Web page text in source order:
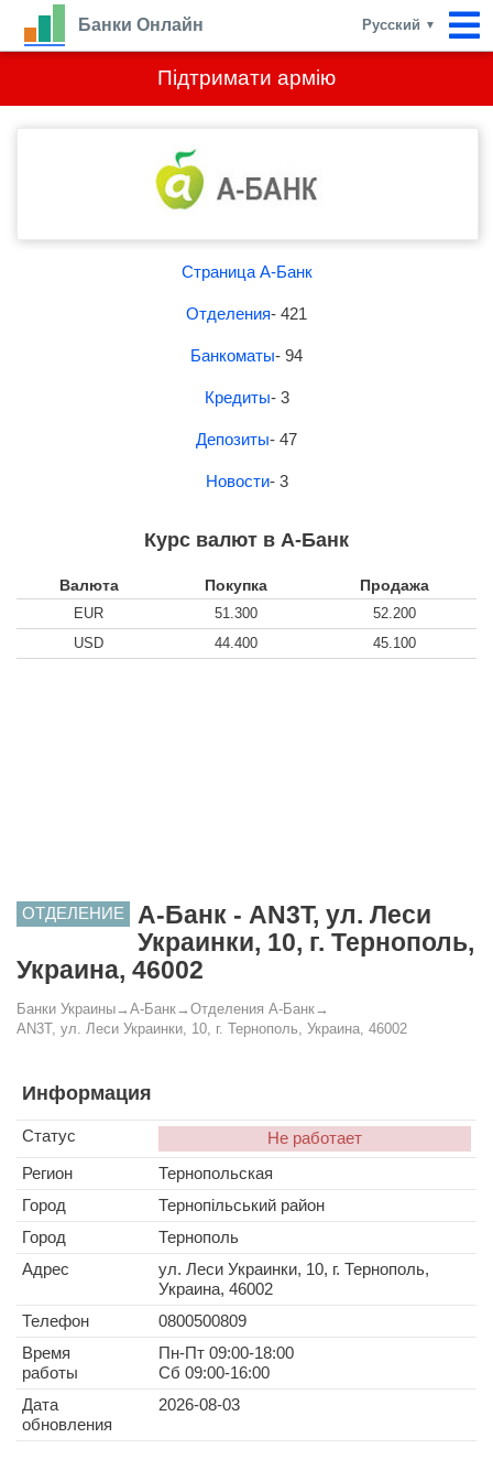
Підтримати армію
Банки Онлайн Русский ▼
Страница А-Банк
Отделения- 421
Банкоматы- 94
Кредиты- 3
Депозиты- 47
Новости- 3
Курс валют в А-Банк
Валюта Покупка Продажа
EUR 51.300
52.200
USD
44.400 45.100
ОТДЕЛЕНИЕ
А-Банк - AN3T, ул. Леси
Украинки, 10, г. Тернополь,
Украина, 46002
Банки Украины→ А-Банк→ Отделения А-Банк→
AN3T, ул. Леси Украинки, 10, г. Тернополь, Украина, 46002
Информация
Статус
Не работает
Регион
Тернопольская
Город
Тернопільський район
Город
Тернополь
Адрес
ул. Леси Украинки, 10, г. Тернополь,
Украина, 46002
Телефон
0800500809
Время
работы
Пн-Пт 09:00-18:00
Сб 09:00-16:00
Дата
обновления
2026-08-03